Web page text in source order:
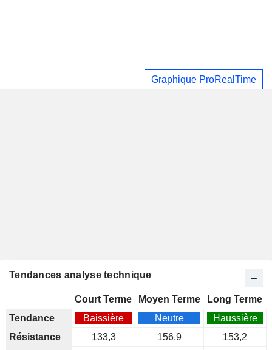
Graphique ProRealTime
Tendances analyse technique
Court Terme Moyen Terme
Long Terme
Tendance
Baissière Neutre
Haussière
Résistance
133,3 156,9
153,2